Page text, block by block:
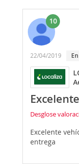
10
22/04/2019
Excelente
Desglose
Excelente
entrega